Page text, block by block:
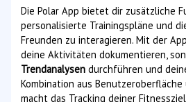
Die Polar App bietet dir zusätzliche
personalisierte Trainingspläne und
Freunden zu interagieren. Mit der
deine Aktivitäten dokumentieren,
Trendanalysen durchführen und
Kombination aus
macht das Tracking deiner